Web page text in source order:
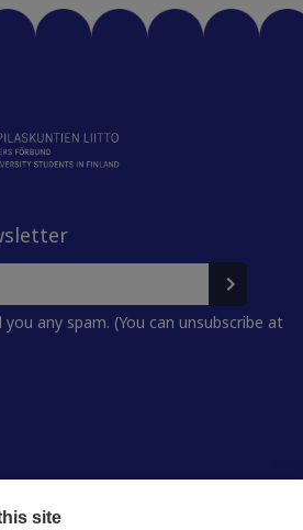
site
any spam. (You can unsubscribe at